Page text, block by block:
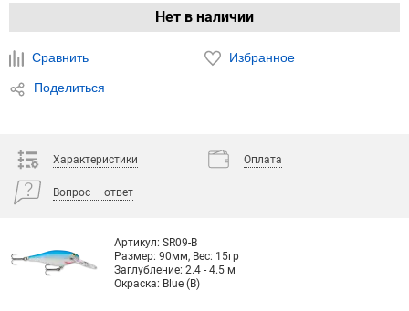
Нет в наличии
Сравнить Избранное
Поделиться
Характеристики Оплата
Вопрос — ответ
Артикул: SR09-B
Размер: 90мм, Вес: 15гр
Заглубление: 2.4 - 4.5 м
Окраска: Blue (B)